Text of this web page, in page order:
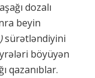
dozalı
beyin
sürətləndiyini
böyüyən
qazanıblar.